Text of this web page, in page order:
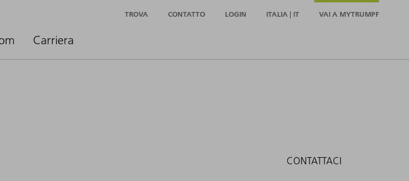
Carriera
TROVA CONTATTO LOGIN ITALIA | IT VAI A MYTRUMPF
CONTATTACI